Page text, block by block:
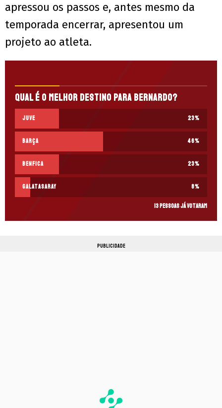
apressou os passos e, antes mesmo da
temporada encerrar, apresentou um
projeto ao atleta.
Qual é o melhor destino para Bernardo?
Juve 23%
Barça 46%
Benfica 23%
Galatasaray 8%
13 pessoas já votaram
PUBLICIDADE